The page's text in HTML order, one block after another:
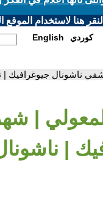
هنا لاستخدام الموقع
English كوردي
ناشونال جيوغرافيك |
|
|